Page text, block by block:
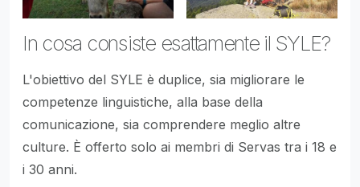
In cosa consiste esattamente il SYLE?
L'obiettivo del SYLE è duplice, sia migliorare le
competenze linguistiche, alla base della
comunicazione, sia comprendere meglio altre
culture. È offerto solo ai membri di Servas tra i 18 e
i 30 anni.